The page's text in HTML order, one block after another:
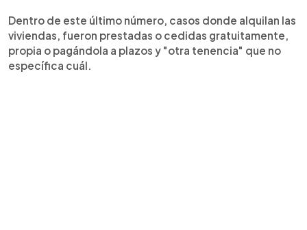
Dentro de este último número, casos donde alquilan las
viviendas, fueron prestadas o cedidas gratuitamente,
propia o pagándola a plazos y "otra tenencia" que no
específica cuál.